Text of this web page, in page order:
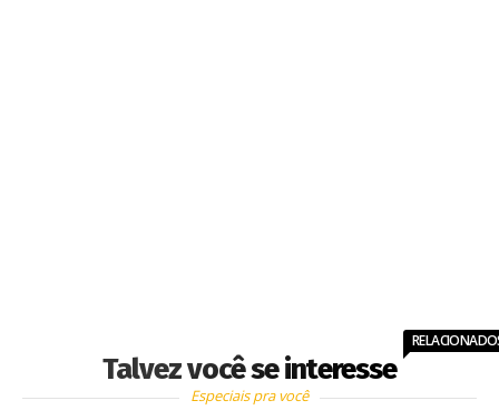
Talvez você se interesse
Especiais pra você